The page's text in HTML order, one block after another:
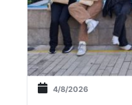
4/8/2026